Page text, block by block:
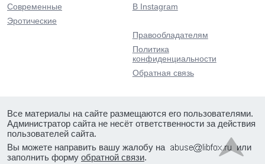
Современные
Эротические
В Instagram
Правообладателям
Политика
конфиденциальности
Обратная связь
Все материалы на сайте размещаются его пользователями.
Администратор сайта не несёт ответственности за действия
пользователей сайта.
Вы можете направить вашу жалобу на
или
заполнить форму обратной связи.